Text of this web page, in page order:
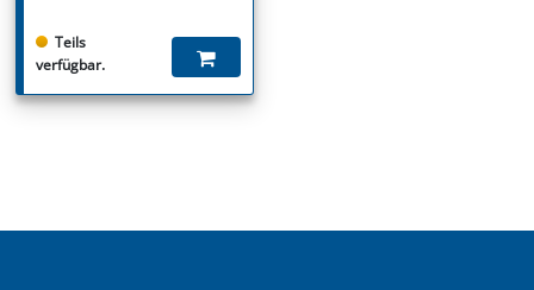
Teils
verfügbar.